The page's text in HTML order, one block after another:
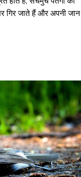
जाते हैं और अपनी